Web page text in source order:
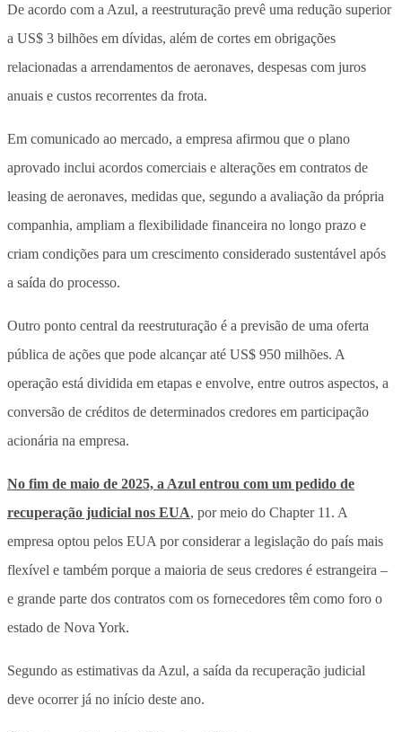
De acordo com a Azul, a reestruturação prevê uma redução superior
a US$ 3 bilhões em dívidas, além de cortes em obrigações
relacionadas a arrendamentos de aeronaves, despesas com juros
anuais e custos recorrentes da frota.
Em comunicado ao mercado, a empresa afirmou que o plano
aprovado inclui acordos comerciais e alterações em contratos de
leasing de aeronaves, medidas que, segundo a avaliação da própria
companhia, ampliam a flexibilidade financeira no longo prazo e
criam condições para um crescimento considerado sustentável após
a saída do processo.
Outro ponto central da reestruturação é a previsão de uma oferta
pública de ações que pode alcançar até US$ 950 milhões. A
operação está dividida em etapas e envolve, entre outros aspectos, a
conversão de créditos de determinados credores em participação
acionária na empresa.
No fim de maio de 2025, a Azul entrou com um pedido de
recuperação judicial nos EUA, por meio do Chapter 11. A
empresa optou pelos EUA por considerar a legislação do país mais
flexível e também porque a maioria de seus credores é estrangeira –
e grande parte dos contratos com os fornecedores têm como foro o
estado de Nova York.
Segundo as estimativas da Azul, a saída da recuperação judicial
deve ocorrer já no início deste ano.